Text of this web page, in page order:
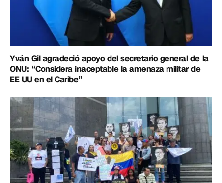
Yván Gil agradeció apoyo del secretario general de la
ONU: “Considera inaceptable la amenaza militar de
EE UU en el Caribe”